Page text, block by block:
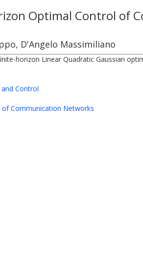
Optimal Control of
D'Angelo Massimiliano
horizon Linear Quadratic Gaussian
Control
Communication Networks